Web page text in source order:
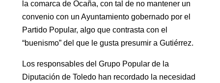
la comarca de Ocaña, con tal de no mantener un
convenio con un Ayuntamiento gobernado por el
Partido Popular, algo que contrasta con el
“buenismo” del que le gusta presumir a Gutiérrez.
Los responsables del Grupo Popular de la
Diputación de Toledo han recordado la necesidad